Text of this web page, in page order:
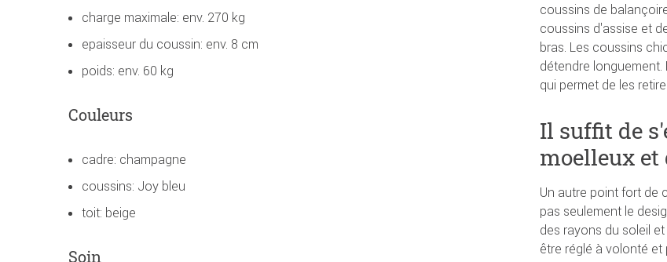
charge maximale: env. 270 kg
epaisseur du coussin: env. 8 cm
poids: env. 60 kg
Couleurs
cadre: champagne
coussins: Joy bleu
toit: beige
Soin
coussins de
coussins d'assise et
bras. Les coussins
détendre
qui permet de les
Il suffit de
moelleux et
Un autre point fort de
pas seulement le
des rayons du soleil
être réglé à volonté et